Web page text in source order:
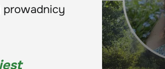
prowadnicy